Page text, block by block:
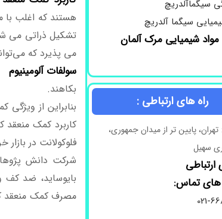
سیگماآلدریچ
سیگما آلدریچ
شیمیایی مرک آلمان
راه های ارتباطی :
تهران، پایین تر از میدان جمهوری،
سهیل
ارتباطی
های تماس:
021-
هستند که اغلب با
تشکیل ذراتی می
می پذیرد که
سولفات آلومینیوم
بکاهند.
بنابراین از
کاربرد کمک منعقد
فلوکولانت در
شرکت دانش
بایوساید، ضد کف
مصرف کمک منعقد